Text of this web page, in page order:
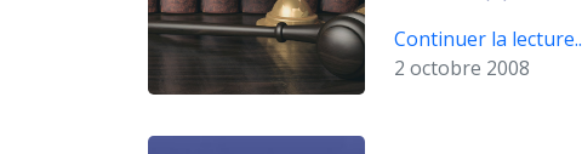
Continuer la
2 octobre 2008